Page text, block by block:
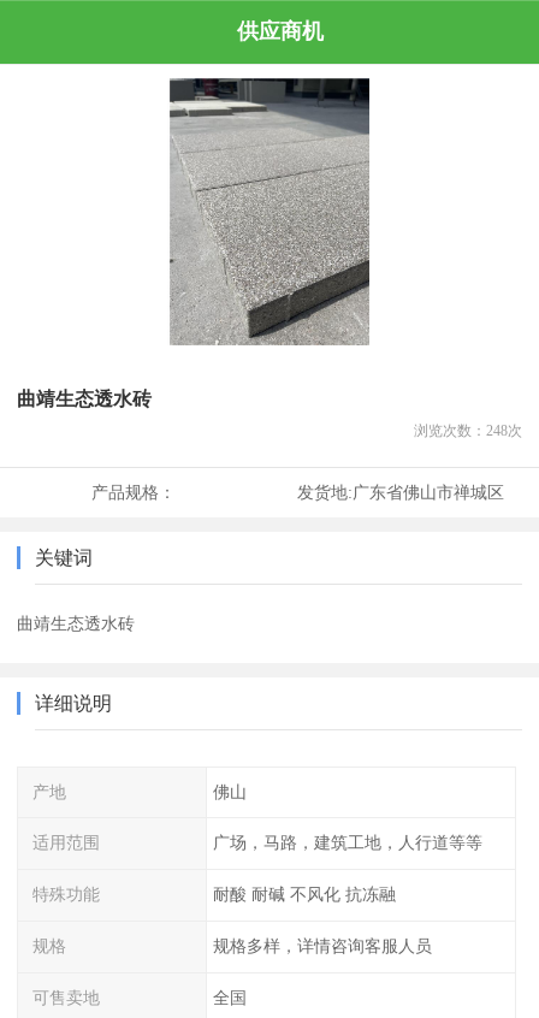
供应商机
曲靖生态透水砖
浏览次数： 248次
产品规格： 发货地:广东省佛山市禅城区
关键词
曲靖生态透水砖
详细说明
产地 佛山
适用范围 广场，马路，建筑工地，人行道等等
特殊功能 耐酸 耐碱 不风化 抗冻融
规格 规格多样，详情咨询客服人员
可售卖地 全国